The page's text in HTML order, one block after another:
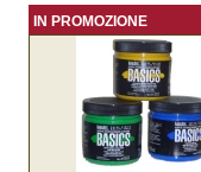
IN PROMOZIONE